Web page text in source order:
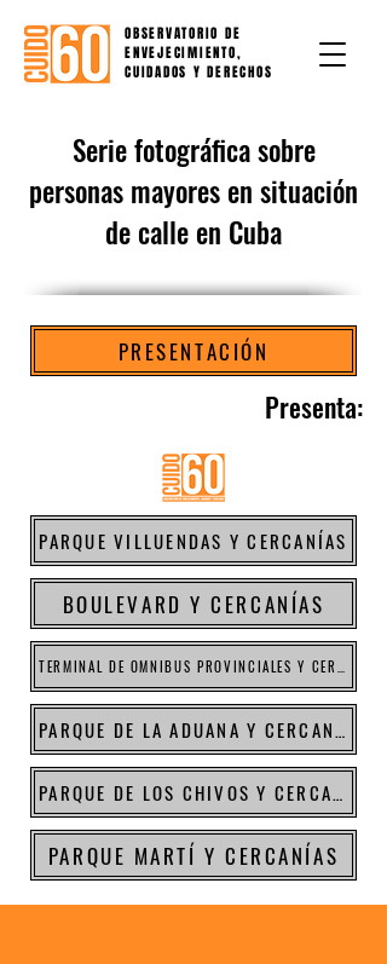
OBSERVATORIO DE
ENVEJECIMIENTO,
CUIDADOS Y DERECHOS
Serie fotográfica sobre
personas mayores en situación
de calle en Cuba
PRESENTACIÓN
Presenta:
PARQUE VILLUENDAS Y CERCANÍAS
BOULEVARD Y CERCANÍAS
PARQUE DE LA ADUANA Y CERCANÍAS
PARQUE DE LOS CHIVOS Y CERCANÍAS
PARQUE MARTÍ Y CERCANÍAS